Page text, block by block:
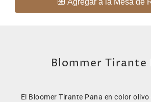
Blommer Tirante
El Bloomer Tirante Pana en color